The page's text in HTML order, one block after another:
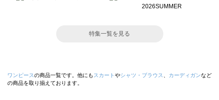
特集一覧を見る
ワンピースの商品一覧です。他にも スカート やシャツ・ブラウス カーディガンなど
の商品を取り揃えております。